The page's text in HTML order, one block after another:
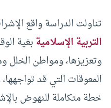
تناولت الدراسة واقع
التربية الإسلاميةبغية
وتعزيزها، ومواطن الخلل
المعوقات التي قد
خطة متكاملة للنهوض